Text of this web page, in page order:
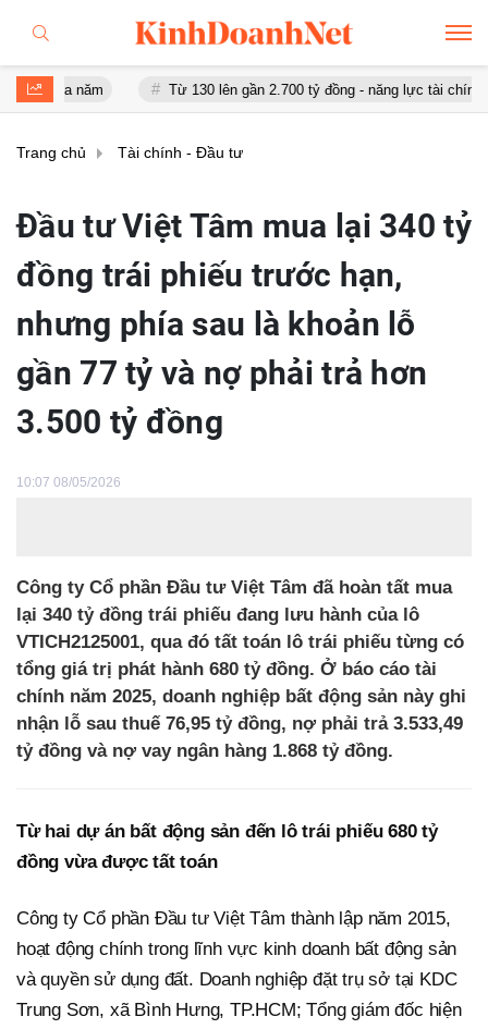
năm Từ 130 lên gần 2.700 tỷ đồng - năng lực tài chính của
Trang chủ Tài chính - Đầu tư
Đầu tư Việt Tâm mua lại 340 tỷ
đồng trái phiếu trước hạn,
nhưng phía sau là khoản lỗ
gần 77 tỷ và nợ phải trả hơn
3.500 tỷ đồng
10:07 08/05/2026
Công ty Cổ phần Đầu tư Việt Tâm đã hoàn tất mua
lại 340 tỷ đồng trái phiếu đang lưu hành của lô
VTICH2125001, qua đó tất toán lô trái phiếu từng có
tổng giá trị phát hành 680 tỷ đồng. Ở báo cáo tài
chính năm 2025, doanh nghiệp bất động sản này ghi
nhận lỗ sau thuế 76,95 tỷ đồng, nợ phải trả 3.533,49
tỷ đồng và nợ vay ngân hàng 1.868 tỷ đồng.
Từ hai dự án bất động sản đến lô trái phiếu 680 tỷ
đồng vừa được tất toán
Công ty Cổ phần Đầu tư Việt Tâm thành lập năm 2015,
hoạt động chính trong lĩnh vực kinh doanh bất động sản
và quyền sử dụng đất. Doanh nghiệp đặt trụ sở tại KDC
Trung Sơn, xã Bình Hưng, TP.HCM; Tổng giám đốc hiện